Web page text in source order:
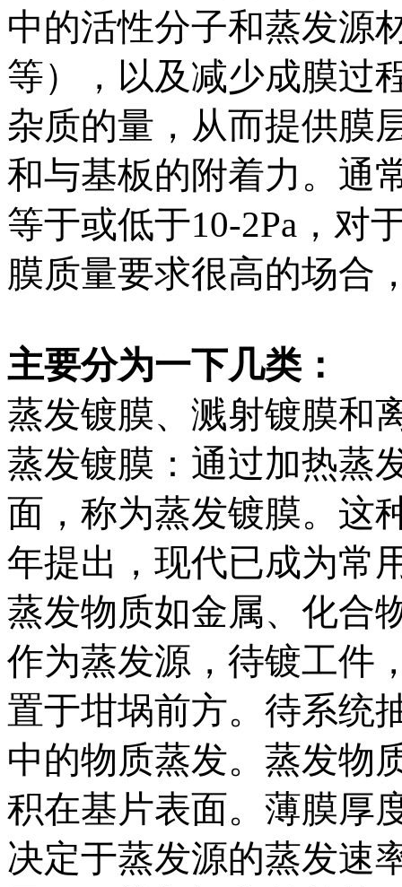
中的活性分子和蒸发源
等），以及减少成膜过
杂质的量，从而提供膜
和与基板的附着力。通
等于或低于10-2Pa，对
膜质量要求很高的场合
主要分为一下几类：
蒸发镀膜、溅射镀膜和
蒸发镀膜：通过加热蒸
面，称为蒸发镀膜。这
年提出，现代已成为常
蒸发物质如金属、化合
作为蒸发源，待镀工件
置于坩埚前方。待系统
中的物质蒸发。蒸发物
积在基片表面。薄膜厚
决定于蒸发源的蒸发速